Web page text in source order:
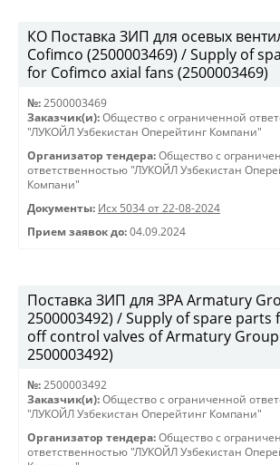
КО Поставка ЗИП для осевых
Cofimco (2500003469) / Supply of
for Cofimco axial fans (2500003469)
№: 2500003469
Заказчик(и): Общество с ограниченной
"ЛУКОЙЛ Узбекистан Оперейтинг Компани"
Организатор тендера: Общество с
ответственностью "ЛУКОЙЛ Узбекистан
Компани"
Документы: Исх 5034 от 22-08-2024
Прием заявок до: 04.09.2024
Поставка ЗИП для ЗРА Armatury
2500003492) / Supply of spare parts
off control valves of Armatury
2500003492)
№: 2500003492
Заказчик(и): Общество с ограниченной
"ЛУКОЙЛ Узбекистан Оперейтинг Компани"
Организатор тендера: Общество с
ответственностью "ЛУКОЙЛ Узбекистан